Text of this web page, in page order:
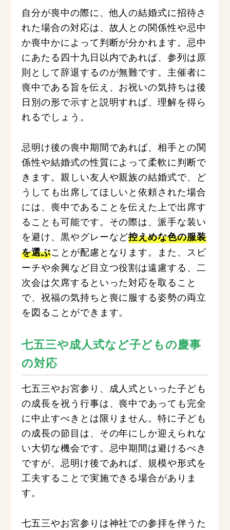
自分が喪中の際に、他人の結婚式に招待さ
れた場合の対応は、故人との関係性や忌中
か喪中かによって判断が分かれます。忌中
にあたる四十九日以内であれば、参列は原
則として辞退するのが無難です。主催者に
喪中である旨を伝え、お祝いの気持ちは後
日別の形で示すと説明すれば、理解を得ら
れるでしょう。
忌明け後の喪中期間であれば、相手との関
係性や結婚式の性質によって柔軟に判断で
きます。親しい友人や親族の結婚式で、ど
うしても出席してほしいと依頼された場合
には、喪中であることを伝えた上で出席す
ることも可能です。その際は、派手な装い
を避け、黒やグレーなど控えめな色の服装
を選ぶことが配慮となります。また、スピ
ーチや余興など目立つ役割は遠慮する、二
次会は欠席するといった対応を取ること
で、祝福の気持ちと喪に服する姿勢の両立
を図ることができます。
七五三や成人式など子どもの慶事
の対応
七五三やお宮参り、成人式といった子ども
の成長を祝う行事は、喪中であっても完全
に中止すべきとは限りません。特に子ども
の成長の節目は、その年にしか迎えられな
い大切な機会です。忌中期間は避けるべき
ですが、忌明け後であれば、規模や形式を
工夫することで実施できる場合がありま
す。
七五三やお宮参りは神社での参拝を伴うた